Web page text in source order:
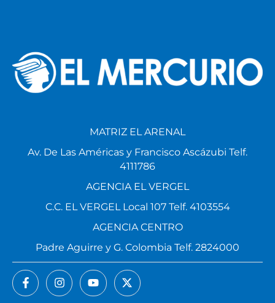
MATRIZ EL ARENAL
Av. De Las Américas y Francisco Ascázubi Telf.
4111786
AGENCIA EL VERGEL
C.C. EL VERGEL Local 107 Telf. 4103554
AGENCIA CENTRO
Padre Aguirre y G. Colombia Telf. 2824000